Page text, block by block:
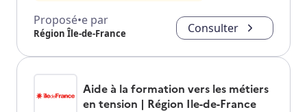
Proposé•e par
Région Île-de-France Consulter
Aide à la formation vers les métiers
en tension | Région Ile-de-France